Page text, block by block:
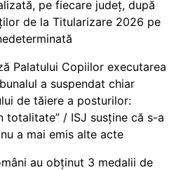
pe fiecare județ, după
de la Titularizare 2026 pe
Palatului Copiilor executarea
a suspendat chiar
de tăiere a posturilor:
totalitate” / ISJ susține că s-a
a mai emis alte acte
au obținut 3 medalii de